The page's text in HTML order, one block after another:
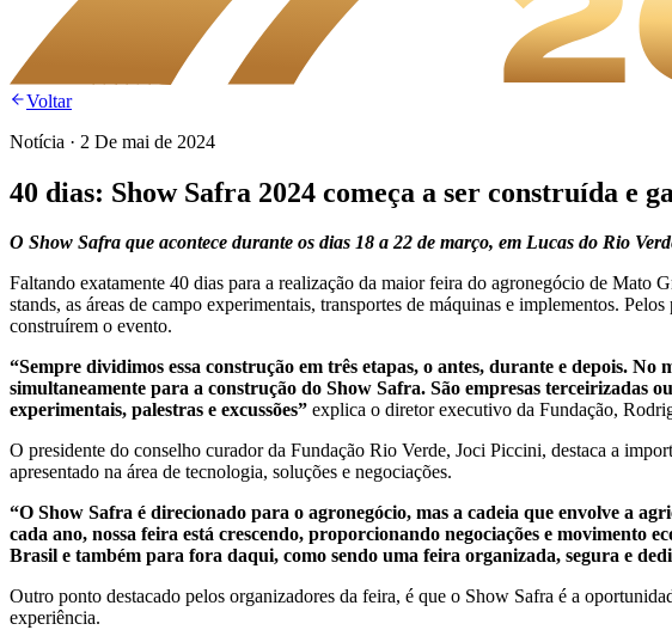
Voltar
Notícia · 2 De mai de 2024
40 dias: Show Safra 2024 começa a ser construída e
O Show Safra que acontece durante os dias 18 a 22 de março, em Lucas do Rio
Faltando exatamente 40 dias para a realização da maior feira do agronegócio de Mato
stands, as áreas de campo experimentais, transportes de máquinas e implementos.
construírem o evento.
“Sempre dividimos essa construção em três etapas, o antes, durante e depois.
simultaneamente para a construção do Show Safra. São empresas terceirizadas
experimentais, palestras e excussões” explica o diretor executivo da Fundação,
O presidente do conselho curador da Fundação Rio Verde, Joci Piccini, destaca a
apresentado na área de tecnologia, soluções e negociações.
“O Show Safra é direcionado para o agronegócio, mas a cadeia que envolve a
cada ano, nossa feira está crescendo, proporcionando negociações e movimento
Brasil e também para fora daqui, como sendo uma feira organizada, segura e
Outro ponto destacado pelos organizadores da feira, é que o Show Safra é a
experiência.